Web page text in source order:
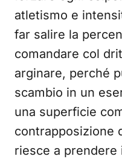
atletismo e
far salire la
comandare col
arginare, perché
scambio in un
una superficie
contrapposizione
riesce a prendere